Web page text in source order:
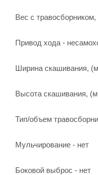
Вес c травосборником,
Привод хода -
Ширина скашивания,
Высота скашивания,
Тип/объем
Мульчирование - нет
Боковой выброс - нет